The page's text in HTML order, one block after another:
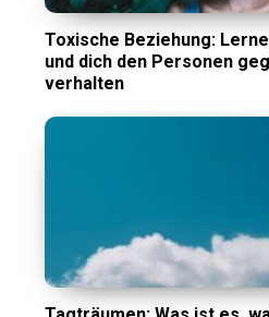
Toxische Beziehung:
und dich den Personen
verhalten